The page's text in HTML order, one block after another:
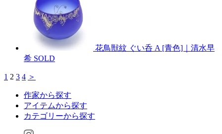
花鳥獣紋 ぐい呑 A [青色]｜清水早
希 SOLD
1 2 3 4 ＞
作家から探す
アイテムから探す
カテゴリーから探す